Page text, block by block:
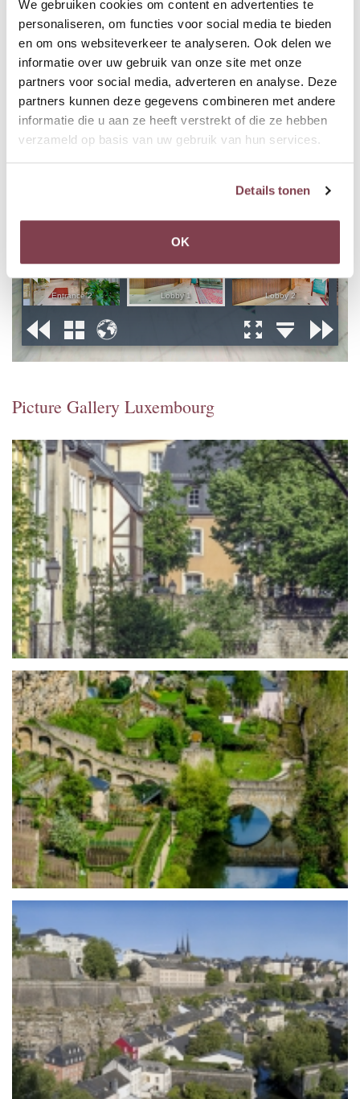
We gebruiken cookies om content en advertenties te
personaliseren, om functies voor social media te bieden
en om ons websiteverkeer te analyseren. Ook delen we
informatie over uw gebruik van onze site met onze
partners voor social media, adverteren en analyse. Deze
partners kunnen deze gegevens combineren met andere
informatie die u aan ze heeft verstrekt of die ze hebben
verzameld op basis van uw gebruik van hun services.
Details tonen
OK
Picture Gallery Luxembourg